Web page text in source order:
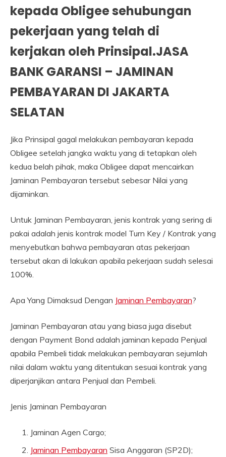
kepada Obligee sehubungan
pekerjaan yang telah di
kerjakan oleh Prinsipal.JASA
BANK GARANSI – JAMINAN
PEMBAYARAN DI JAKARTA
SELATAN
Jika Prinsipal gagal melakukan pembayaran kepada
Obligee setelah jangka waktu yang di tetapkan oleh
kedua belah pihak, maka Obligee dapat mencairkan
Jaminan Pembayaran tersebut sebesar Nilai yang
dijaminkan.
Untuk Jaminan Pembayaran, jenis kontrak yang sering di
pakai adalah jenis kontrak model Turn Key / Kontrak yang
menyebutkan bahwa pembayaran atas pekerjaan
tersebut akan di lakukan apabila pekerjaan sudah selesai
100%.
Apa Yang Dimaksud Dengan Jaminan Pembayaran?
Jaminan Pembayaran atau yang biasa juga disebut
dengan Payment Bond adalah jaminan kepada Penjual
apabila Pembeli tidak melakukan pembayaran sejumlah
nilai dalam waktu yang ditentukan sesuai kontrak yang
diperjanjikan antara Penjual dan Pembeli.
Jenis Jaminan Pembayaran
Jaminan Agen Cargo;
Jaminan Pembayaran Sisa Anggaran (SP2D);